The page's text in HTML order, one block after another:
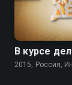
В курсе
2015, Россия,